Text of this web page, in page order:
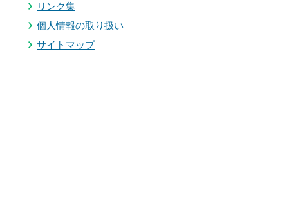
リンク集
個人情報の取り扱い
サイトマップ